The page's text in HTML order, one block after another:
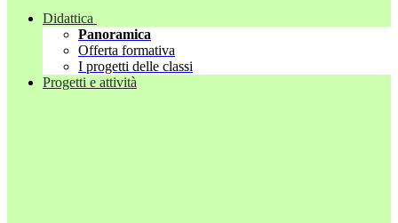
Didattica
Panoramica
Offerta formativa
I progetti delle classi
Progetti e attività